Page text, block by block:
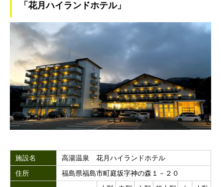
「花月ハイランドホテル」
施設名
高湯温泉 花月ハイランドホテル
住所
福島県福島市町庭坂字神の森１－２０